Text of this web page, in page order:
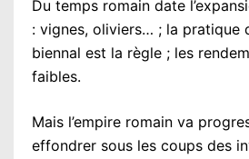
Du temps romain date
: vignes, oliviers… ; la pratique
biennal est la règle ; les
faibles.
Mais l’empire romain va
effondrer sous les coups des